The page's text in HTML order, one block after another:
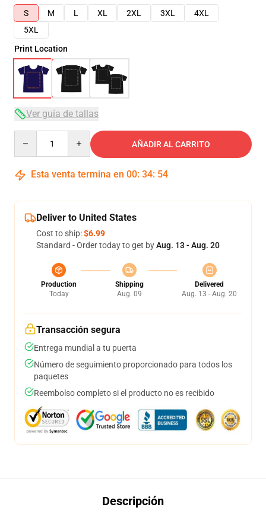
S
M L XL 2XL 3XL
4XL
5XL
Print Location
Ver guía de tallas
AÑADIR AL CARRITO
Esta venta termina en 00: 34: 54
Deliver to United States
Cost to ship:$6.99
Standard - Order today to get byAug. 13 - Aug. 20
Production
Today
Shipping
Aug. 09
Delivered
Aug. 13 - Aug. 20
Transacción segura
Entrega mundial a tu puerta
Número de seguimiento proporcionado para todos los
paquetes
Reembolso completo si el producto no es recibido
Descripción